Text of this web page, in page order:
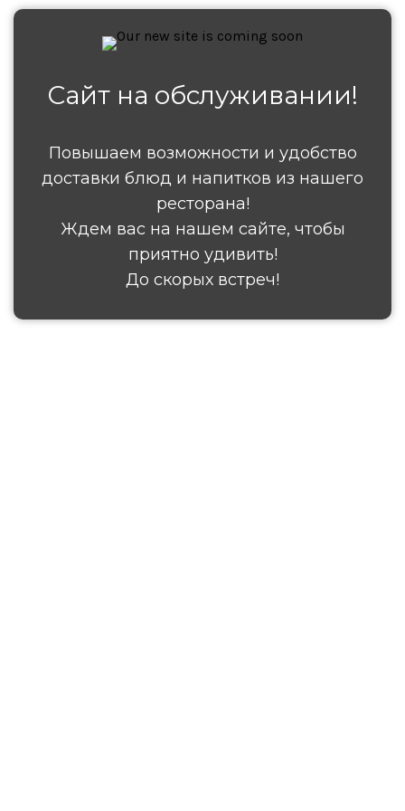
Сайт на обслуживании!
Повышаем возможности и удобство
доставки блюд и напитков из нашего
ресторана!
Ждем вас на нашем сайте, чтобы
приятно удивить!
До скорых встреч!